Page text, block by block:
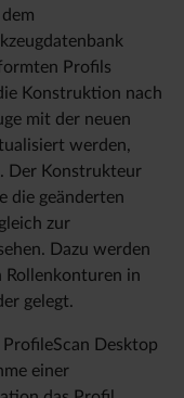
dem
Profils
Konstruktion nach
mit der neuen
werden,
Der Konstrukteur
die geänderten
zur
Dazu werden
Rollenkonturen in
gelegt.
ProfileScan Desktop
einer